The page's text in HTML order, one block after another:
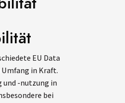
EU Data
in Kraft.
und -nutzung in
bei